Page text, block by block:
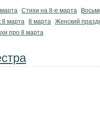
Стихи на 8-е марта
8 марта 8 марта Женский
про 8 марта